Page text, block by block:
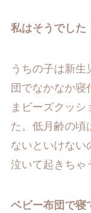
私はそうでした
うちの子は新
団でなかなか寝
まビーズクッシ
た。低月齢の頃
ないといけない
泣いて起きちゃ
ベビー布団で寝